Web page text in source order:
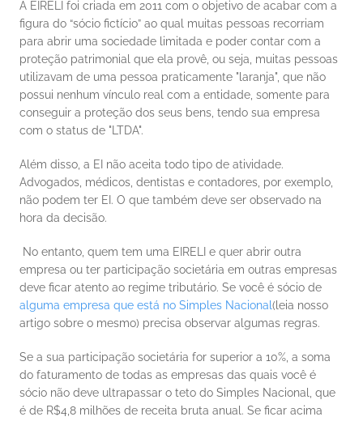
A EIRELI foi criada em 2011 com o objetivo de acabar com a
figura do “sócio fictício” ao qual muitas pessoas recorriam
para abrir uma sociedade limitada e poder contar com a
proteção patrimonial que ela provê, ou seja, muitas pessoas
utilizavam de uma pessoa praticamente "laranja", que não
possui nenhum vínculo real com a entidade, somente para
conseguir a proteção dos seus bens, tendo sua empresa
com o status de "LTDA".
Além disso, a EI não aceita todo tipo de atividade.
Advogados, médicos, dentistas e contadores, por exemplo,
não podem ter EI. O que também deve ser observado na
hora da decisão.
empresa ou ter participação societária em outras empresas
alguma empresa que está no Simples Nacional (leia nosso
artigo sobre o mesmo) precisa observar algumas regras.
Se a sua participação societária for superior a 10%, a soma
do faturamento de todas as empresas das quais você é
sócio não deve ultrapassar o teto do Simples Nacional, que
é de R$4,8 milhões de receita bruta anual. Se ficar acima